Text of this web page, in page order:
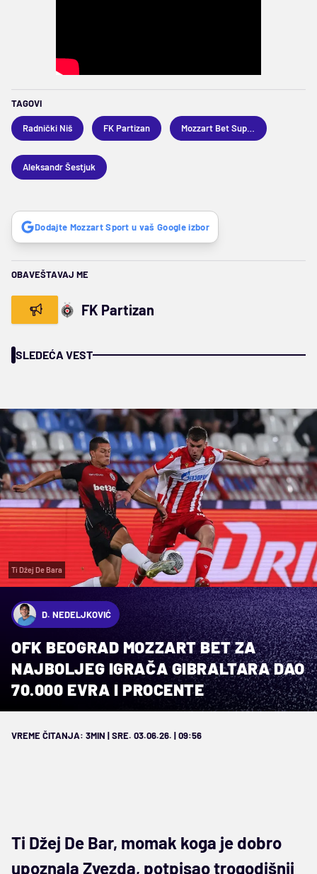
TAGOVI
Radnički Niš FK Partizan
Aleksandr Šestjuk
Dodajte Mozzart Sport u vaš Google izbor
OBAVEŠTAVAJ ME
FK Partizan
SLEDEĆA VEST
Ti Džej De Bara
D. NEDELJKOVIĆ
OFK BEOGRAD MOZZART BET ZA
NAJBOLJEG IGRAČA GIBRALTARA DAO
70.000 EVRA I PROCENTE
VREME ČITANJA: 3MIN | SRE. 03.06.26. | 09:56
Ti Džej De Bar, momak koga je dobro
upoznala Zvezda, potpisao trogodišnji